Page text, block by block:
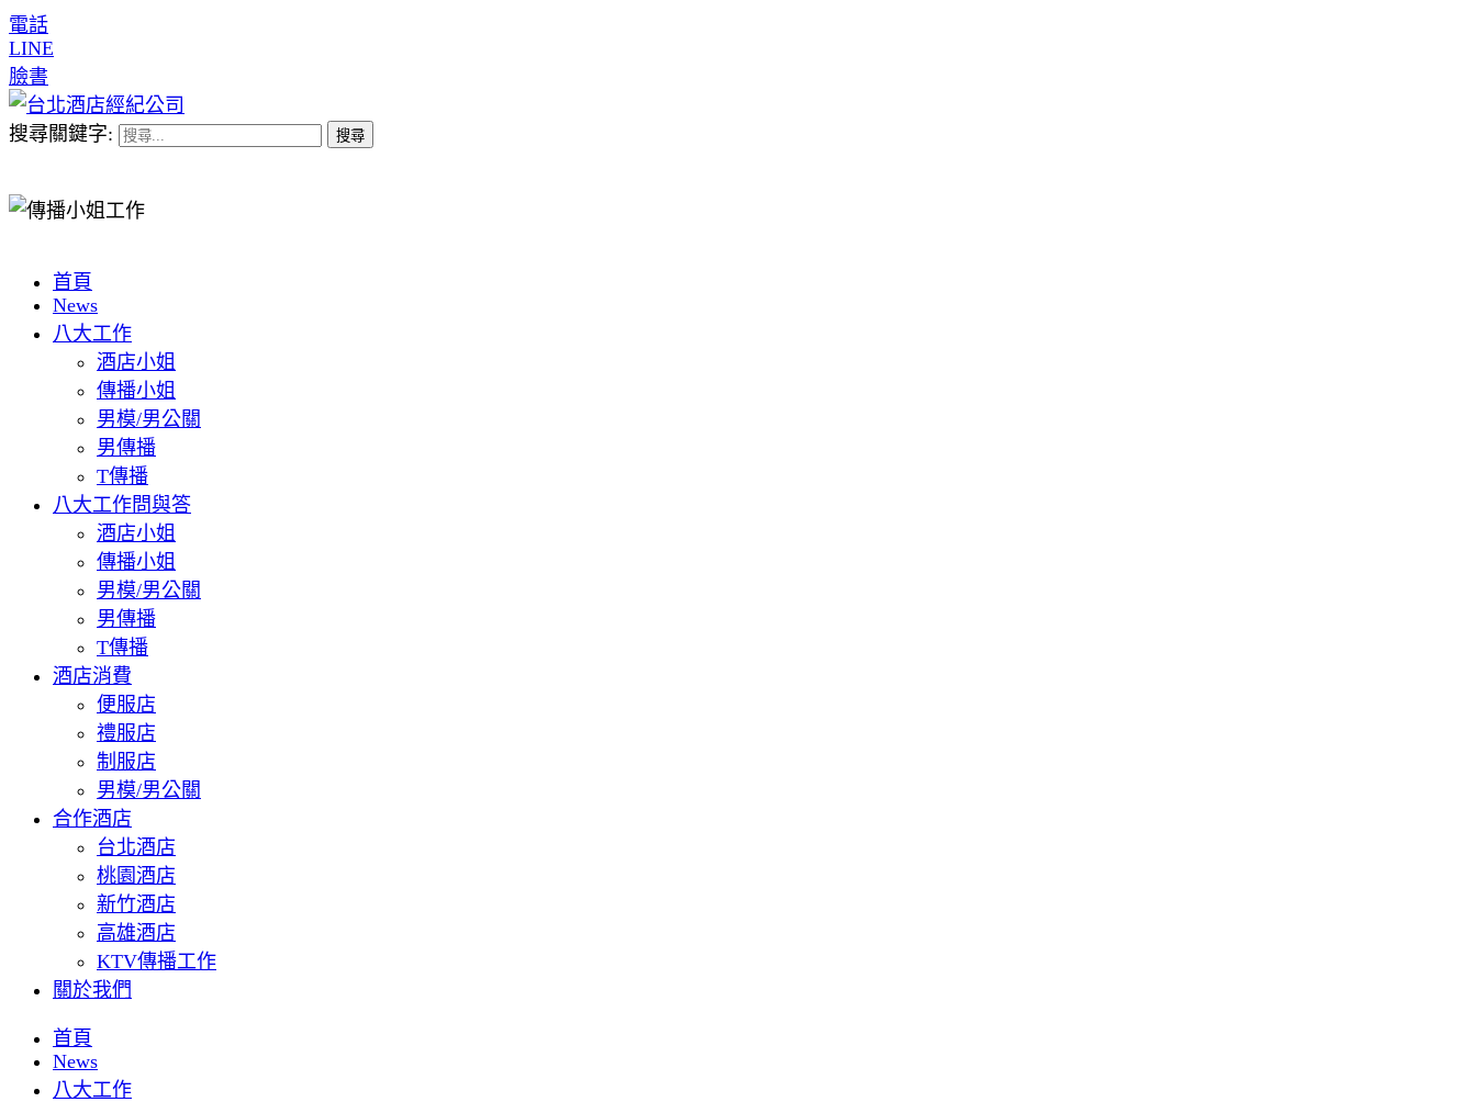
電話
LINE
臉書
搜尋關鍵字:
首頁
News
八大工作
酒店小姐
傳播小姐
男模/男公關
男傳播
T傳播
八大工作問與答
酒店小姐
傳播小姐
男模/男公關
男傳播
T傳播
酒店消費
便服店
禮服店
制服店
男模/男公關
合作酒店
台北酒店
桃園酒店
新竹酒店
高雄酒店
KTV傳播工作
關於我們
首頁
News
八大工作